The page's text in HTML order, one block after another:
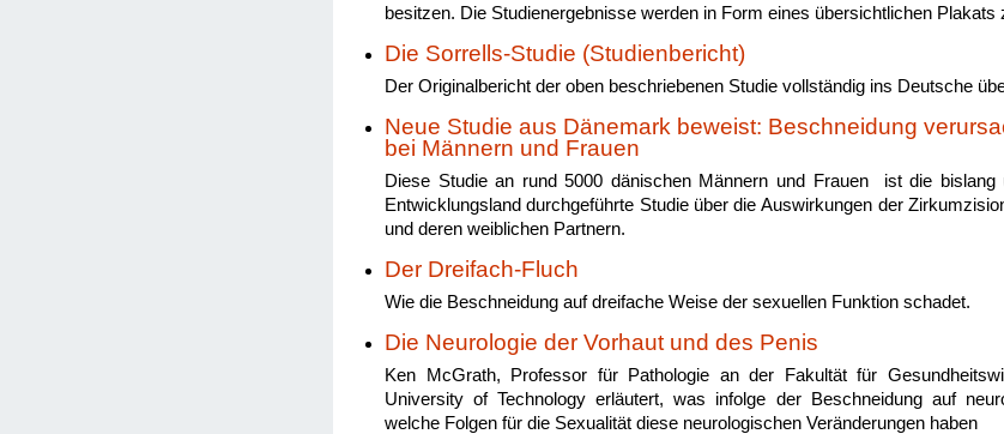
besitzen. Die Studienergebnisse werden in Form eines übersichtlichen
Die Sorrells-Studie (Studienbericht)
Der Originalbericht der oben beschriebenen Studie vollständig ins Deutsche
Neue Studie aus Dänemark beweist: Beschneidung
bei Männern und Frauen
Diese Studie an rund 5000 dänischen Männern und Frauen ist die bislang
Entwicklungsland durchgeführte Studie über die Auswirkungen der
und deren weiblichen Partnern.
Der Dreifach-Fluch
Wie die Beschneidung auf dreifache Weise der sexuellen Funktion schadet.
Die Neurologie der Vorhaut und des Penis
Ken McGrath, Professor für Pathologie an der Fakultät für
University of Technology erläutert, was infolge der Beschneidung auf
welche Folgen für die Sexualität diese neurologischen Veränderungen haben